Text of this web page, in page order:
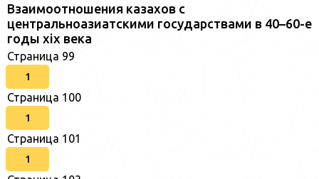
Взаимоотношения казахов с
центральноазиатскими государствами в 40–60-е
годы xix века
Страница 99
1
Страница 100
1
Страница 101
1